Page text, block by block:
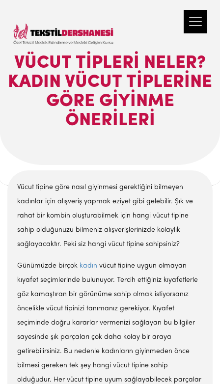
VÜCUT TIPLERI NELER?
KADIN VÜCUT TIPLERINE
GÖRE GIYINME
ÖNERILERI
Vücut tipine göre nasıl giyinmesi gerektiğini bilmeyen
kadınlar için alışveriş yapmak eziyet gibi gelebilir. Şık ve
rahat bir kombin oluşturabilmek için hangi vücut tipine
sahip olduğunuzu bilmeniz alışverişlerinizde kolaylık
sağlayacaktır. Peki siz hangi vücut tipine sahipsiniz?
Günümüzde birçok kadın vücut tipine uygun olmayan
kıyafet seçimlerinde bulunuyor. Tercih ettiğiniz kıyafetlerle
göz kamaştıran bir görünüme sahip olmak istiyorsanız
öncelikle vücut tipinizi tanımanız gerekiyor. Kıyafet
seçiminde doğru kararlar vermenizi sağlayan bu bilgiler
sayesinde şık parçaları çok daha kolay bir araya
getirebilirsiniz. Bu nedenle kadınların giyinmeden önce
bilmesi gereken tek şey hangi vücut tipine sahip
olduğudur. Her vücut tipine uyum sağlayabilecek parçalar